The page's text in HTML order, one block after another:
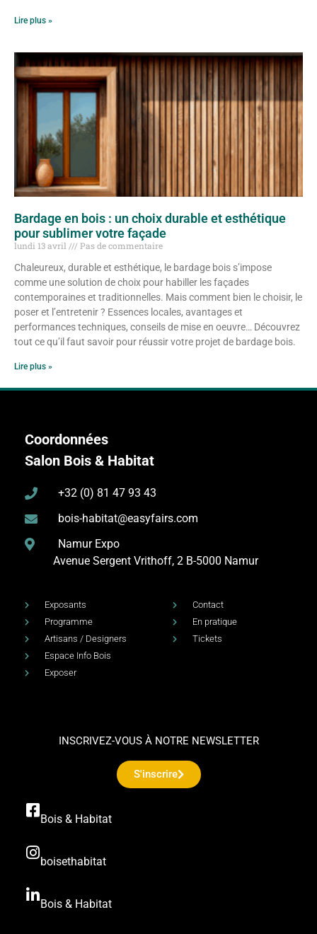
Lire plus »
Bardage en bois : un choix durable et esthétique
pour sublimer votre façade
lundi 13 avril
Pas de commentaire
Chaleureux, durable et esthétique, le bardage bois s’impose
comme une solution de choix pour habiller les façades
contemporaines et traditionnelles. Mais comment bien le choisir, le
poser et l’entretenir ? Essences locales, avantages et
performances techniques, conseils de mise en oeuvre… Découvrez
tout ce qu’il faut savoir pour réussir votre projet de bardage bois.
Lire plus »
Coordonnées
Salon Bois & Habitat
+32 (0) 81 47 93 43
bois-habitat@easyfairs.com
Namur Expo
Avenue Sergent Vrithoff, 2 B-5000 Namur
Exposants
Programme
Artisans / Designers
Espace Info Bois
Exposer
Contact
En pratique
Tickets
INSCRIVEZ-VOUS À NOTRE NEWSLETTER
S'inscrire
Bois & Habitat
boisethabitat
Bois & Habitat